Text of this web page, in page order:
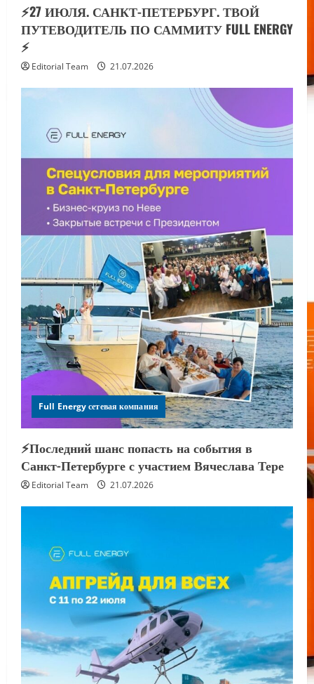
⚡️27 ИЮЛЯ. САНКТ-ПЕТЕРБУРГ. ТВОЙ
ПУТЕВОДИТЕЛЬ ПО САММИТУ FULL ENERGY
⚡️
Editorial Team 21.07.2026
Full Energy сетевая компания
⚡️Последний шанс попасть на события в
Санкт-Петербурге с участием Вячеслава Тере
Editorial Team 21.07.2026